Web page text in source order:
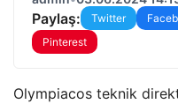
Paylaş: Twitter
Pinterest
Olympiacos teknik